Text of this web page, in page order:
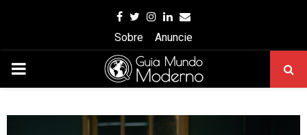
Facebook
Twitter
Instagram
Linkedin
Email
Sobre
Anuncie
PRIMARY